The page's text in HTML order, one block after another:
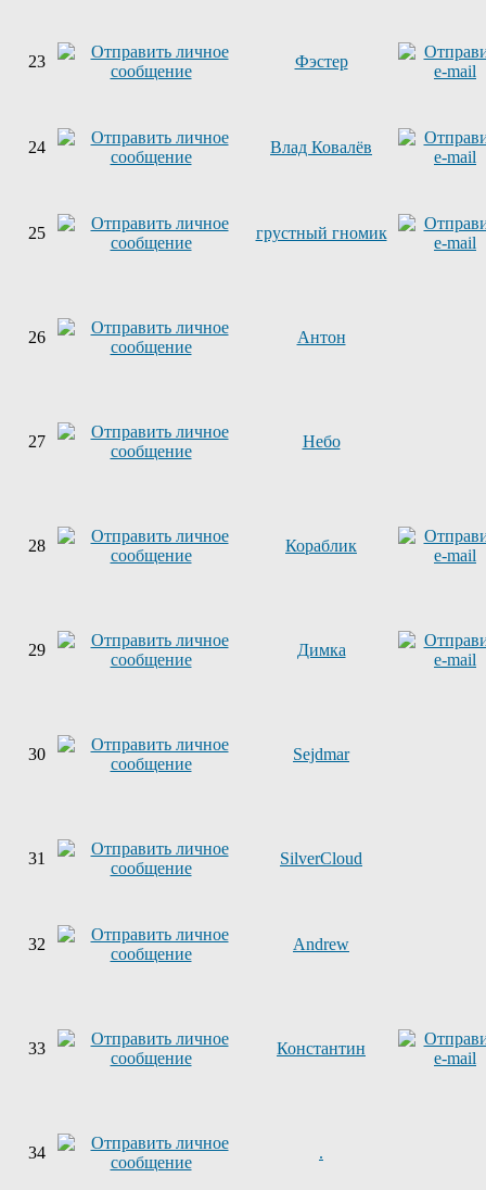
23 Фэстер
24 Влад Ковалёв
25 грустный гномик
26 Антон
27 Небо
28 Кораблик
29 Димка
30 Sejdmar
31 SilverCloud
32 Andrew
33 Константин
34 .